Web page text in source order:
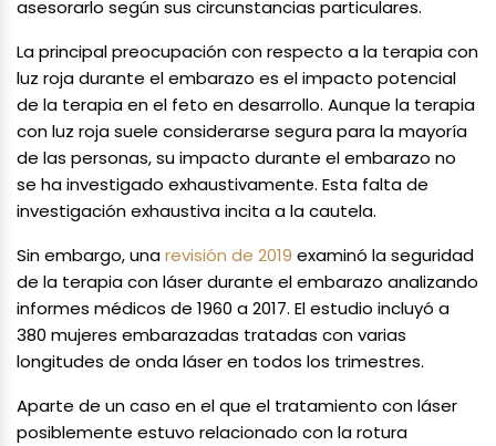
asesorarlo según sus circunstancias particulares.
La principal preocupación con respecto a la terapia con
luz roja durante el embarazo es el impacto potencial
de la terapia en el feto en desarrollo. Aunque la terapia
con luz roja suele considerarse segura para la mayoría
de las personas, su impacto durante el embarazo no
se ha investigado exhaustivamente. Esta falta de
investigación exhaustiva incita a la cautela.
Sin embargo, unarevisión de 2019 examinó la seguridad
de la terapia con láser durante el embarazo analizando
informes médicos de 1960 a 2017. El estudio incluyó a
380 mujeres embarazadas tratadas con varias
longitudes de onda láser en todos los trimestres.
Aparte de un caso en el que el tratamiento con láser
posiblemente estuvo relacionado con la rotura